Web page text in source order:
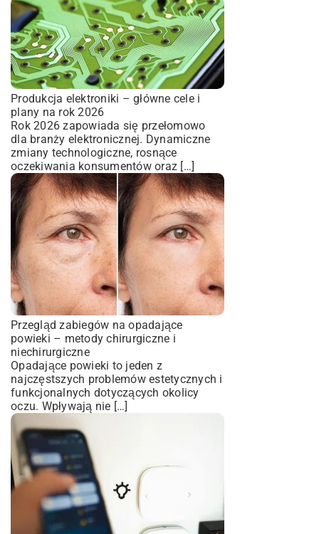
Produkcja elektroniki – główne cele i
plany na rok 2026
Rok 2026 zapowiada się przełomowo
dla branży elektronicznej. Dynamiczne
zmiany technologiczne, rosnące
oczekiwania konsumentów oraz […]
Przegląd zabiegów na opadające
powieki – metody chirurgiczne i
niechirurgiczne
Opadające powieki to jeden z
najczęstszych problemów estetycznych i
funkcjonalnych dotyczących okolicy
oczu. Wpływają nie […]